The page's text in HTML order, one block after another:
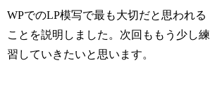
WPでのLP模写で最も大切だと思われる
ことを説明しました。次回ももう少し練
習していきたいと思います。